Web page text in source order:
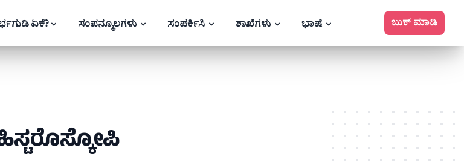
ಬುಕ್ ಮಾಡಿ
ಏಕೆ? ಸಂಪನ್ಮೂಲಗಳು ಸಂಪರ್ಕಿಸಿ ಶಾಖೆಗಳು ಭಾಷೆ